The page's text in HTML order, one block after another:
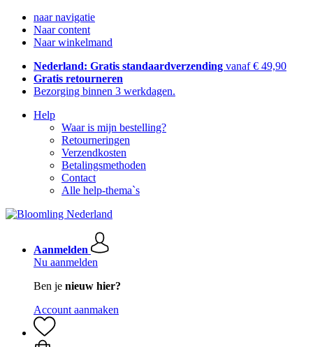
naar navigatie
Naar content
Naar winkelmand
Nederland: Gratis standaardverzending vanaf € 49,90
Gratis retourneren
Bezorging binnen 3 werkdagen.
Help
Waar is mijn bestelling?
Retourneringen
Verzendkosten
Betalingsmethoden
Contact
Alle help-thema`s
Aanmelden
Nu aanmelden
Ben je nieuw hier?
Account aanmaken